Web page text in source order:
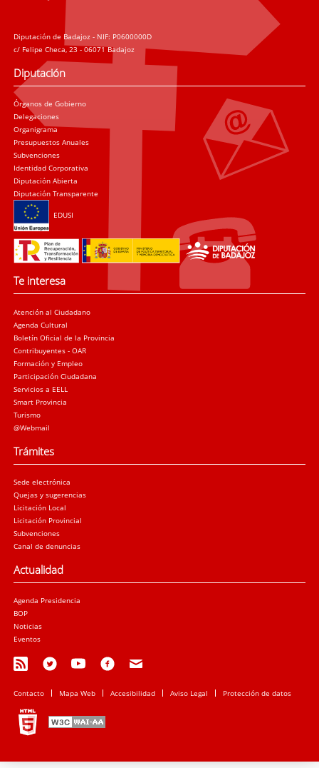
Diputación de Badajoz - NIF: P0600000D
c/ Felipe Checa, 23 - 06071 Badajoz
Diputación
Órganos de Gobierno
Delegaciones
Organigrama
Presupuestos Anuales
Subvenciones
Identidad Corporativa
Diputación Abierta
Diputación Transparente
EDUSI
Te interesa
Atención al Ciudadano
Agenda Cultural
Boletín Oficial de la Provincia
Contribuyentes - OAR
Formación y Empleo
Participación Ciudadana
Servicios a EELL
Smart Provincia
Turismo
@Webmail
Trámites
Sede electrónica
Quejas y sugerencias
Licitación Local
Licitación Provincial
Subvenciones
Canal de denuncias
Actualidad
Agenda Presidencia
BOP
Noticias
Eventos
Contacto Mapa Web Accesibilidad Aviso Legal Protección de datos